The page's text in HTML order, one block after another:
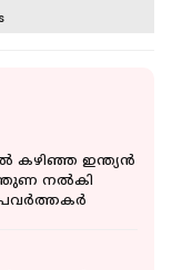
കഴിഞ്ഞ ഇന്ത്യൻ
നൽകി